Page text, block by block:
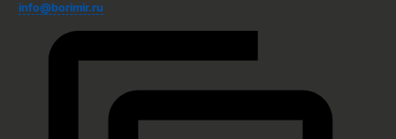
info@borimir.ru